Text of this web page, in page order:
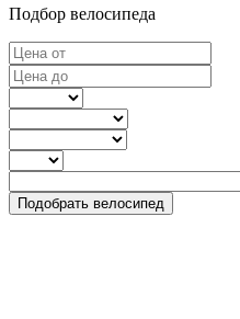
Подбор велосипеда
Подобрать велосипед